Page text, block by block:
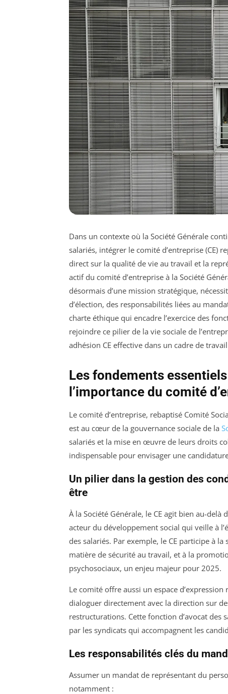
Dans un contexte où la Société Générale
salariés, intégrer le comité d’entreprise
direct sur la qualité de vie au travail et la
actif du comité d’entreprise à la Société
désormais d’une mission stratégique,
d’élection, des responsabilités liées au
charte éthique qui encadre l’exercice des
rejoindre ce pilier de la vie sociale de
adhésion CE effective dans un cadre de
Les fondements
l’importance du comité
Le comité d’entreprise, rebaptisé Comité
est au cœur de la gouvernance sociale de la
salariés et la mise en œuvre de leurs droits
indispensable pour envisager une
Un pilier dans la gestion des
être
À la Société Générale, le CE agit bien au-
acteur du développement social qui veille à
des salariés. Par exemple, le CE participe à
matière de sécurité au travail, et à la
psychosociaux, un enjeu majeur pour 2025.
Le comité offre aussi un espace
dialoguer directement avec la direction sur
restructurations. Cette fonction d’avocat des
par les syndicats qui accompagnent les
Les responsabilités clés du
Assumer un mandat de représentant du
notamment :